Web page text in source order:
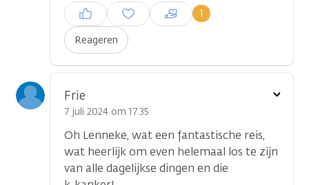
Reageren
1
Inloggen om een reactie te
plaatsen
Frie
7 juli 2024 om 17.35
Oh Lenneke, wat een fantastische reis,
wat heerlijk om even helemaal los te zijn
van alle dagelijkse dingen en die
Toon